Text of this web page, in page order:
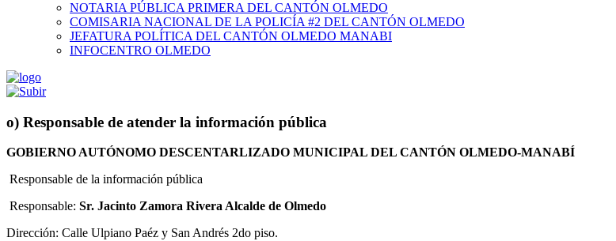
NOTARIA PÚBLICA PRIMERA DEL CANTÓN OLMEDO
COMISARIA NACIONAL DE LA POLICÍA #2 DEL CANTÓN OLMEDO
JEFATURA POLÍTICA DEL CANTÓN OLMEDO MANABI
INFOCENTRO OLMEDO
o) Responsable de atender la información pública
GOBIERNO AUTÓNOMO DESCENTARLIZADO MUNICIPAL DEL CANTÓN OLMEDO-MANABÍ
Responsable de la información pública
Responsable: Sr. Jacinto Zamora Rivera Alcalde de Olmedo
Dirección: Calle Ulpiano Paéz y San Andrés 2do piso.